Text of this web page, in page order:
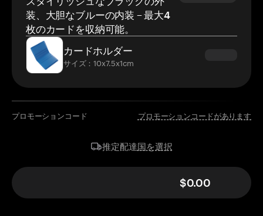
装、大胆なブルーの内装 – 最大4
枚のカードを収納可能。
カードホルダー
サイズ：10x7.5x1cm
プロモーションコード プロモーションコードがあります
推定配達国を選択
$0.00